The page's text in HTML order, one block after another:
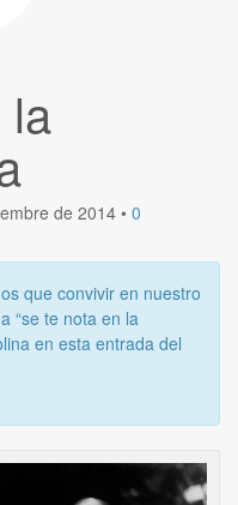
la
de 2014 • 0
que convivir en nuestro
“se te nota en la
en esta entrada del